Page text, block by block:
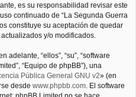
es su responsabilidad revisar este
continuado de “La Segunda Guerra
constituye su aceptación de quedar
y/o modificados.
adelante, “ellos”, “su”, “software
“Equipo de phpBB”), una
Pública General GNU v2» (en
desde www.phpbb.com. El software